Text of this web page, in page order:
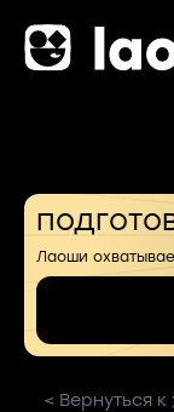
Лаоши
< Вернуться к